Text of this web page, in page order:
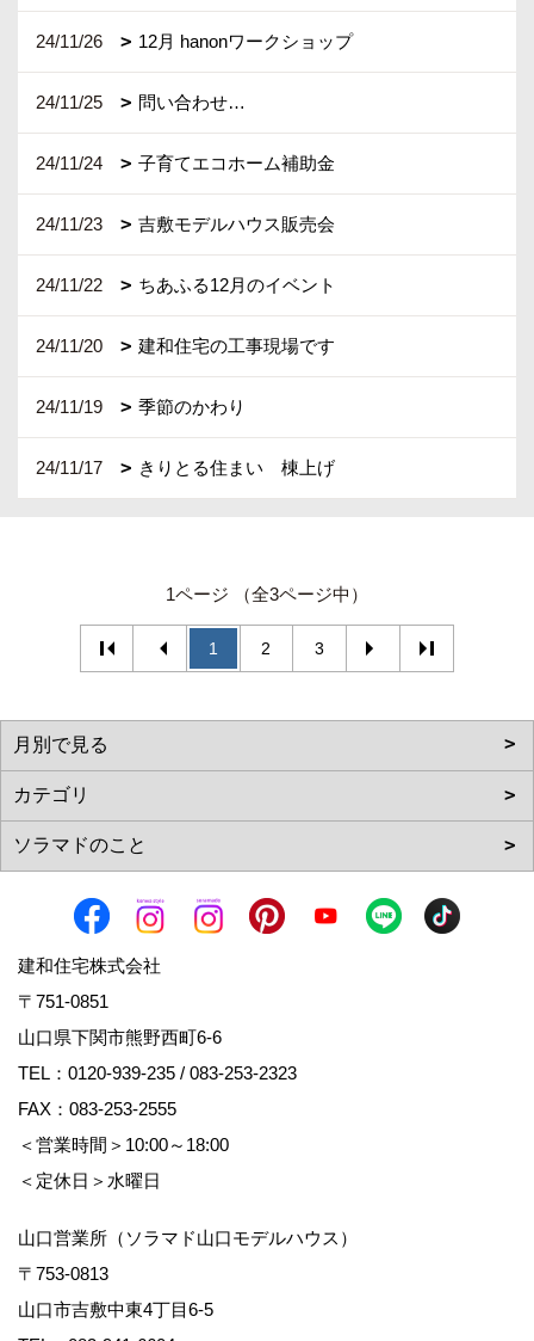
24/11/26 12月 hanonワークショップ
24/11/25 問い合わせ…
24/11/24 子育てエコホーム補助金
24/11/23 吉敷モデルハウス販売会
24/11/22 ちあふる12月のイベント
24/11/20 建和住宅の工事現場です
24/11/19 季節のかわり
24/11/17 きりとる住まい 棟上げ
1ページ （全3ページ中）
1 2 3
建和住宅株式会社
〒751-0851
山口県下関市熊野西町6-6
TEL： 0120-939-235 / 083-253-2323
FAX：083-253-2555
＜営業時間＞10:00～18:00
＜定休日＞水曜日
山口営業所（ソラマド山口モデルハウス）
〒753-0813
山口市吉敷中東4丁目6-5